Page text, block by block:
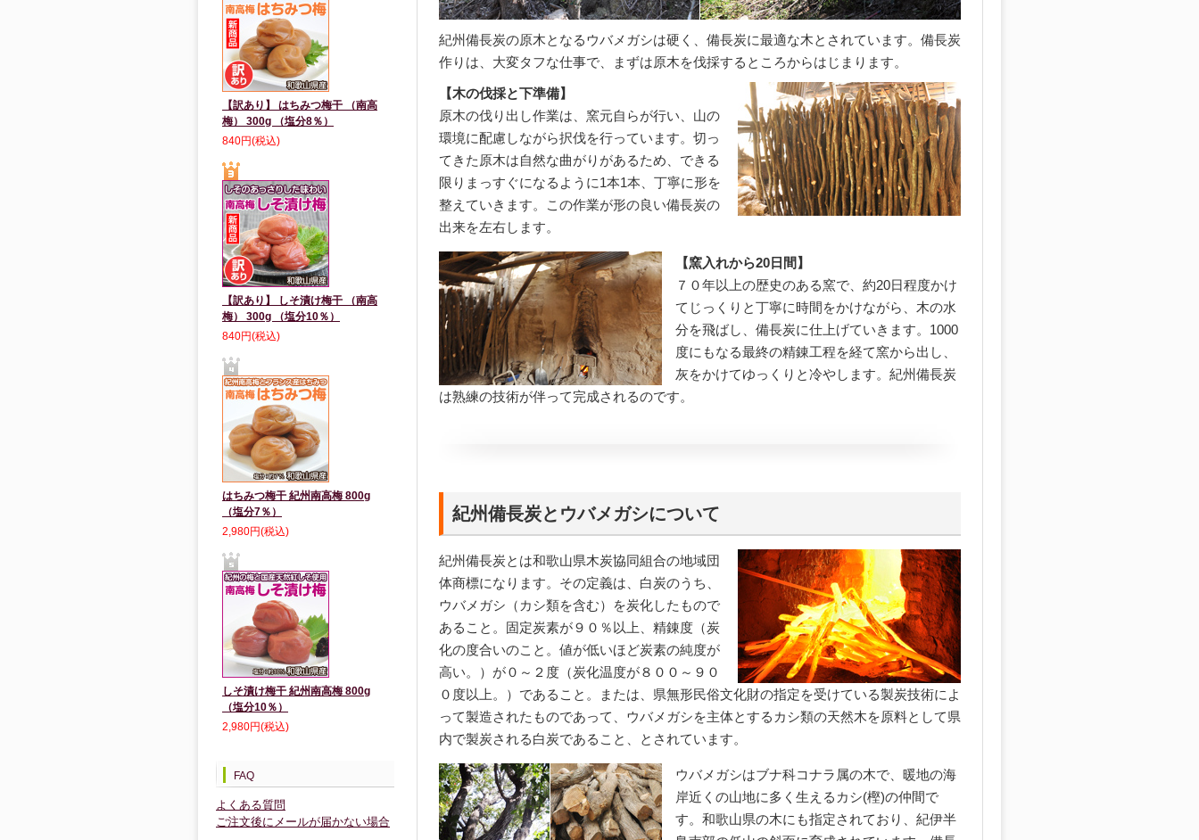
【訳あり】 はちみつ梅干 （南高
梅） 300g （塩分8％）
840円(税込)
【訳あり】 しそ漬け梅干 （南高
梅） 300g （塩分10％）
840円(税込)
はちみつ梅干 紀州南高梅 800g
（塩分7％）
2,980円(税込)
しそ漬け梅干 紀州南高梅 800g
（塩分10％）
2,980円(税込)
FAQ
よくある質問
ご注文後にメールが届かない場合
紀州備長炭の原木となるウバメガシは硬く、備長炭に最適な木とされています。備長炭
作りは、大変タフな仕事で、まずは原木を伐採するところからはじまります。
【木の伐採と下準備】
原木の伐り出し作業は、窯元自らが行い、山の
環境に配慮しながら択伐を行っています。切っ
てきた原木は自然な曲がりがあるため、できる
限りまっすぐになるように1本1本、丁寧に形を
整えていきます。この作業が形の良い備長炭の
出来を左右します。
【窯入れから20日間】
７０年以上の歴史のある窯で、約20日程度かけ
てじっくりと丁寧に時間をかけながら、木の水
分を飛ばし、備長炭に仕上げていきます。1000
度にもなる最終の精錬工程を経て窯から出し、
灰をかけてゆっくりと冷やします。紀州備長炭
は熟練の技術が伴って完成されるのです。
紀州備長炭とウバメガシについて
紀州備長炭とは和歌山県木炭協同組合の地域団
体商標になります。その定義は、白炭のうち、
ウバメガシ（カシ類を含む）を炭化したもので
あること。固定炭素が９０％以上、精錬度（炭
化の度合いのこと。値が低いほど炭素の純度が
高い。）が０～２度（炭化温度が８００～９０
０度以上。）であること。または、県無形民俗文化財の指定を受けている製炭技術によ
って製造されたものであって、ウバメガシを主体とするカシ類の天然木を原料として県
内で製炭される白炭であること、とされています。
ウバメガシはブナ科コナラ属の木で、暖地の海
岸近くの山地に多く生えるカシ(樫)の仲間で
す。和歌山県の木にも指定されており、紀伊半